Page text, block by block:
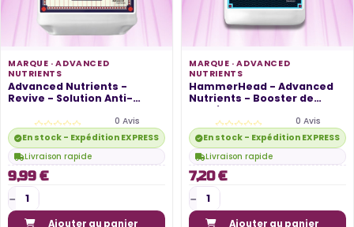
MARQUE ·ADVANCED
NUTRIENTS
Advanced Nutrients -
Revive - Solution Anti-
0 Avis
En stock - Expédition EXPRESS disponible
Livraison rapide
9,99 €
Ajouter au panier
MARQUE ·ADVANCED
NUTRIENTS
HammerHead - Advanced
Nutrients - Booster de
Floraison
0 Avis
En stock - Expédition EXPRESS
Livraison rapide
7,20 €
Ajouter au panier